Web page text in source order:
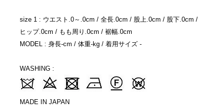
size 1 : ウエスト.0～.0cm / 全長.0cm / 股上.0cm / 股下.0cm /
ヒップ.0cm / もも周り.0cm / 裾幅.0cm
MODEL : 身長-cm / 体重-kg / 着用サイズ -
WASHING :
MADE IN JAPAN